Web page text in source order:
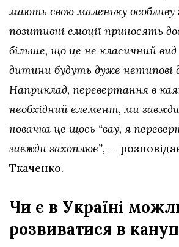
мають свою маленьку особливу
позитивні емоції приносять
більше, що це не класичний вид
дитини будуть дуже нетипові
Наприклад, перевертання в
необхідний елемент, ми
новачка це щось “вау, я
завжди захоплює”, —
Ткаченко.
Чи є в Україні
розвиватися в